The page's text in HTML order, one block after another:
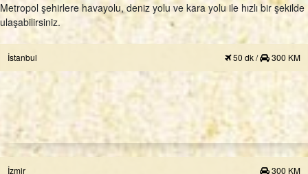
Metropol şehirlere havayolu, deniz yolu ve kara yolu ile hızlı bir şekilde
ulaşabilirsiniz.
İstanbul 50 dk / 300 KM
İzmir 300 KM